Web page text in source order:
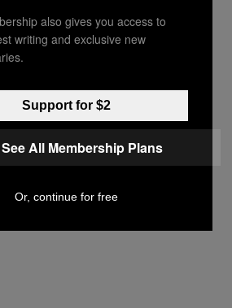
ID SOFTWARE
With Surprise
Machine Update
New Maps
also gives you access to
writing and exclusive new
Support for $2
See All Membership Plans
Or, continue for free